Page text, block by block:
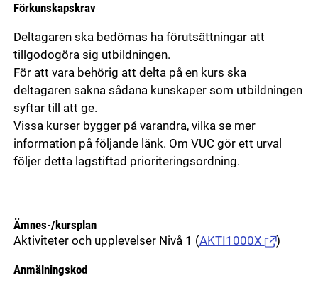
Förkunskapskrav
Deltagaren ska bedömas ha förutsättningar att
tillgodogöra sig utbildningen.
För att vara behörig att delta på en kurs ska
deltagaren sakna sådana kunskaper som utbildningen
syftar till att ge.
Vissa kurser bygger på varandra, vilka se mer
information på följande länk. Om VUC gör ett urval
följer detta lagstiftad prioriteringsordning.
Ämnes-/kursplan
Aktiviteter och upplevelser Nivå 1 (AKTI1000X )
Anmälningskod